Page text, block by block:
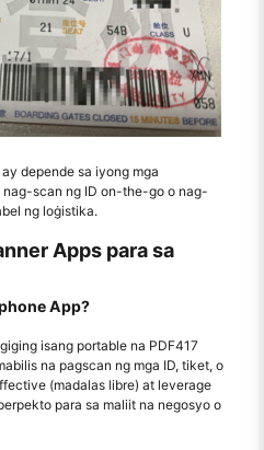
depende sa iyong mga
scan ng ID on-the-go o nag-
ng loġistika.
Apps para sa
App?
isang portable na PDF417
na pagscan ng mga ID, tiket, o
(madalas libre) at leverage
para sa maliit na negosyo o